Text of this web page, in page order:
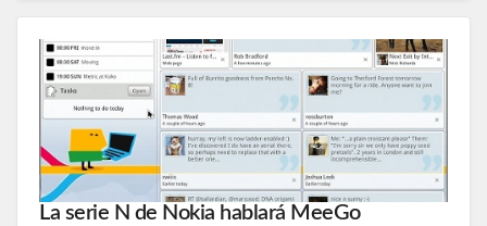
La serie N de Nokia hablará MeeGo